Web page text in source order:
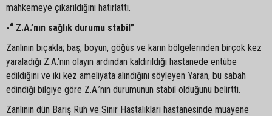
mahkemeye çıkarıldığını hatırlattı.
-“ Z.A.’nın sağlık durumu stabil”
Zanlının bıçakla; baş, boyun, göğüs ve karın bölgelerinden birçok kez
yaraladığı Z.A.’nın olayın ardından kaldırıldığı hastanede entübe
edildiğini ve iki kez ameliyata alındığını söyleyen Yaran, bu sabah
edindiği bilgiye göre Z.A.’nın durumunun stabil olduğunu belirtti.
Zanlının dün Barış Ruh ve Sinir Hastalıkları hastanesinde muayene